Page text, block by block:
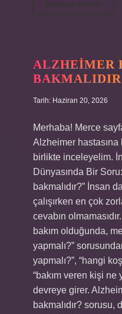
ALZHEIMER
BAKMALIDIR
Tarih: Haziran 20, 2026
Merhaba! Merce
Alzheimer hastasına
birlikte inceleyelim.
Dünyasında Bir
bakmalıdır?” İnsan
çalışırken en çok
cevabın
bakım olduğunda,
yapmalı?”
yapmalı?”, “hangi
“bakım veren kişi ne
devreye girer.
bakmalıdır? sorusu,